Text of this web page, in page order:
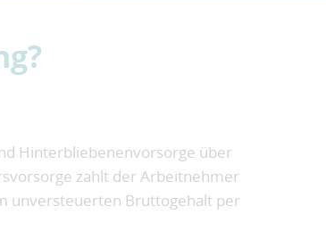
Hinterbliebenenvorsorge über
zahlt der Arbeitnehmer
unversteuerten Bruttogehalt per